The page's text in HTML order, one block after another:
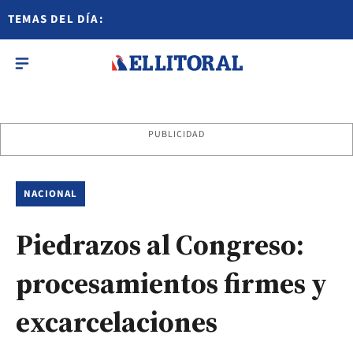
TEMAS DEL DÍA:
PUBLICIDAD
NACIONAL
Piedrazos al Congreso:
procesamientos firmes y
excarcelaciones